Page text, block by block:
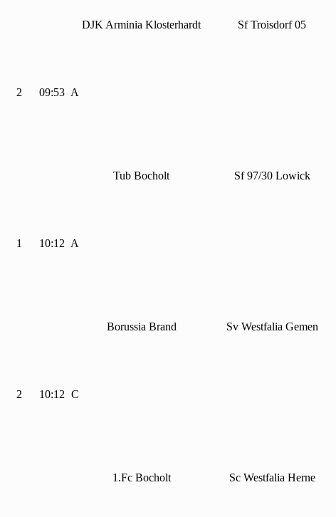
2 09:53 A
DJK Arminia Klosterhardt Sf Troisdorf05
1 10:12 A
Tub Bocholt Sf97/30 Lowick
2 10:12 C
Borussia Brand Sv Westfalia Gemen
1.Fc Bocholt Sc Westfalia Herne